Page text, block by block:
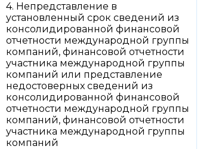
4. Непредставление в
установленный срок сведений из
консолидированной финансовой
отчетности международной группы
компаний, финансовой отчетности
участника международной группы
компаний или представление
недостоверных сведений из
консолидированной финансовой
отчетности международной группы
компаний, финансовой отчетности
участника международной группы
компаний